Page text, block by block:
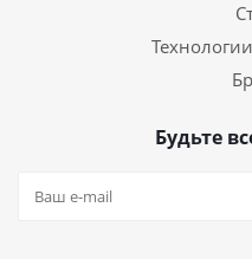
Будьте